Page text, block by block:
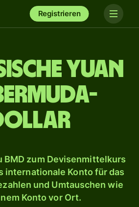
Registrieren
Yuan
BMD zum Devisenmittelkurs
internationale Konto für das
und Umtauschen wie
Konto vor Ort.